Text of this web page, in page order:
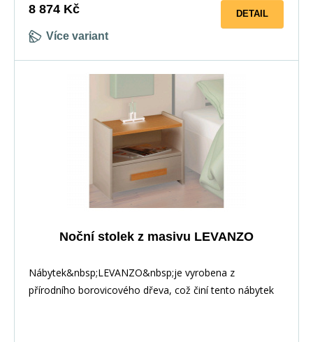
8 874 Kč
Více variant
DETAIL
Noční stolek z masivu LEVANZO
Nábytek&nbsp;LEVANZO&nbsp;je vyrobena z
přírodního borovicového dřeva, což činí tento nábytek